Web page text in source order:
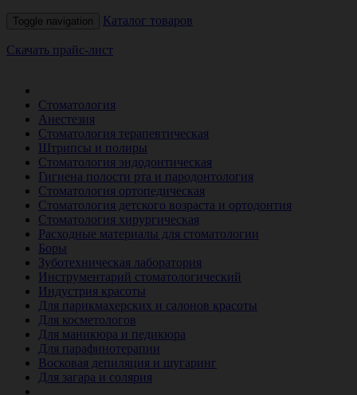
Toggle navigation Каталог товаров
Скачать прайс-лист
Стоматология
Анестезия
Стоматология терапевтическая
Штрипсы и полиры
Стоматология эндодонтическая
Гигиена полости рта и пародонтология
Стоматология ортопедическая
Стоматология детского возраста и ортодонтия
Стоматология хирургическая
Расходные материалы для стоматологии
Боры
Зуботехническая лаборатория
Инструментарий стоматологический
Индустрия красоты
Для парикмахерских и салонов красоты
Для косметологов
Для маникюра и педикюра
Для парафинотерапии
Восковая депиляция и шугаринг
Для загара и солярия